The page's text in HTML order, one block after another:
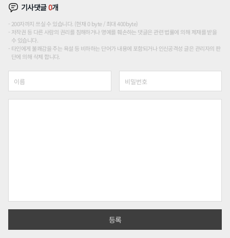
기사댓글0개
200자까지 쓰실 수 있습니다. (현재 0 byte / 최대 400byte)
저작권 등 다른 사람의 권리를 침해하거나 명예를 훼손하는 댓글은 관련 법률에 의해 제재를 받을
수 있습니다.
타인에게 불쾌감을 주는 욕설 등 비하하는 단어가 내용에 포함되거나 인신공격성 글은 관리자의 판
단에 의해 삭제 합니다.